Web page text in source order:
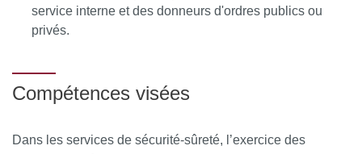
service interne et des donneurs d'ordres publics ou
privés.
Compétences visées
Dans les services de sécurité-sûreté, l’exercice des